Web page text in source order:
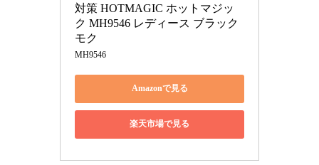
対策 HOTMAGIC ホットマジッ
ク MH9546 レディース ブラック
モク
MH9546
Amazonで見る
楽天市場で見る